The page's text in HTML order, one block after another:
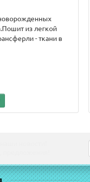
из легкой
- ткани в